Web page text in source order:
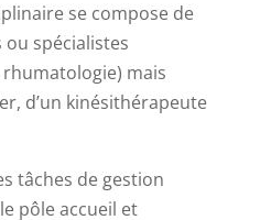
se compose de
spécialistes
mais
d’un kinésithérapeute
tâches de gestion
pôle accueil et